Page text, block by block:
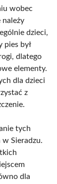
wobec
należy
dzieci,
pies był
dlatego
elementy.
dla dzieci
z
tych
w Sieradzu.
dla